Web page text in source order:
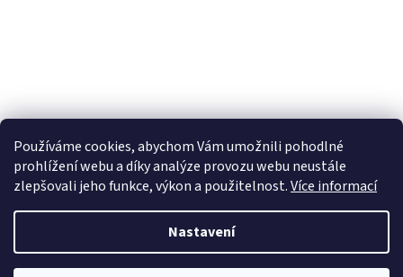
Používáme cookies, abychom Vám umožnili pohodlné
prohlížení webu a díky analýze provozu webu neustále
zlepšovali jeho funkce, výkon a použitelnost.Více informací
Nastavení